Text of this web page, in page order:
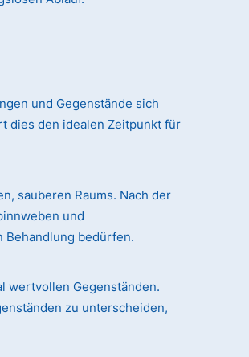
und Gegenstände sich
dies den idealen Zeitpunkt für
sauberen Raums. Nach der
und
Behandlung bedürfen.
wertvollen Gegenständen.
zu unterscheiden,